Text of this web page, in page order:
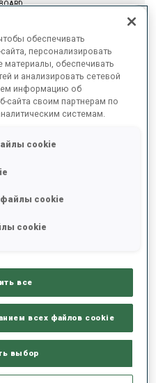
law and international arbitration,
experience in anti-doping,
matters. She serves as an
and international sport
обеспечивать
персонализировать
материалы, обеспечивать
и анализировать сетевой
информацию об
сайта своим партнерам по
системам.
cookie
cookie
cookie
все
всех файлов cookie
выбор